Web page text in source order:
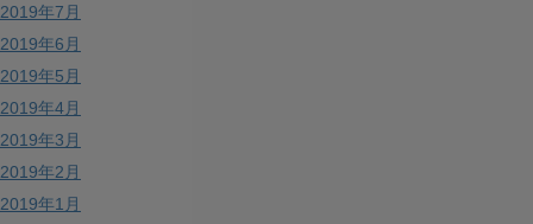
2019年7月
2019年6月
2019年5月
2019年4月
2019年3月
2019年2月
2019年1月